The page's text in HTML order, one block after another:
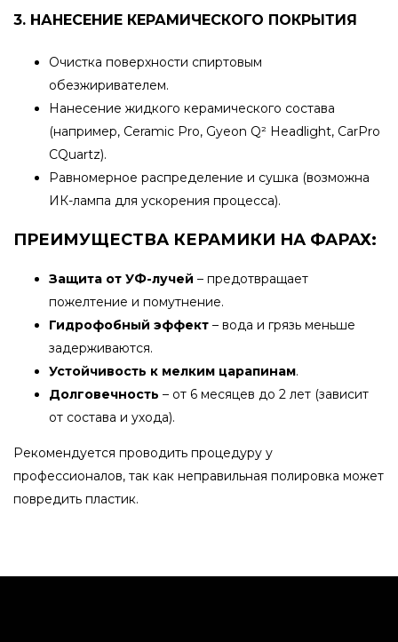
3. НАНЕСЕНИЕ КЕРАМИЧЕСКОГО ПОКРЫТИЯ
Очистка поверхности спиртовым
обезжиривателем.
Нанесение жидкого керамического состава
(например, Ceramic Pro, Gyeon Q² Headlight, CarPro
CQuartz).
Равномерное распределение и сушка (возможна
ИК-лампа для ускорения процесса).
ПРЕИМУЩЕСТВА КЕРАМИКИ НА ФАРАХ:
Защита от УФ-лучей – предотвращает
пожелтение и помутнение.
Гидрофобный эффект – вода и грязь меньше
задерживаются.
Устойчивость к мелким царапинам.
Долговечность – от 6 месяцев до 2 лет (зависит
от состава и ухода).
Рекомендуется проводить процедуру у
профессионалов, так как неправильная полировка может
повредить пластик.